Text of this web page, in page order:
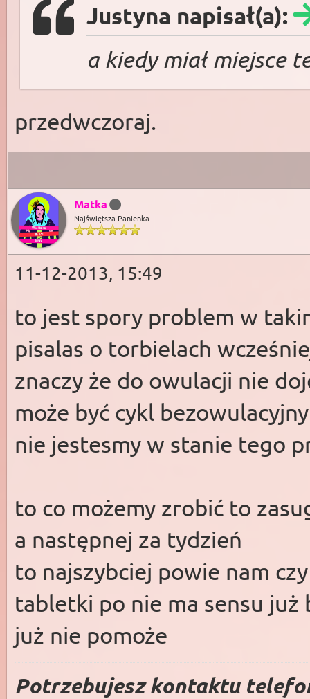
Justyna napisał(a):
a kiedy miał miejsce
przedwczoraj.
Matka
Najświętsza Panienka
11-12-2013, 15:49
to jest spory problem w
pisalas o torbielach
znaczy że do owulacji nie
może być cykl
nie jestesmy w stanie tego
to co możemy zrobić to
a następnej za tydzień
to najszybciej powie nam
tabletki po nie ma sensu
już nie pomoże
Potrzebujesz kontaktu